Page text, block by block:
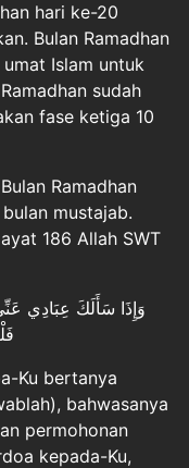
hari ke-20
Bulan Ramadhan
Islam untuk
sudah
fase ketiga 10
Ramadhan
mustajab.
186 Allah SWT
وَإِذَا سَأَلَكَ عِبَادِي
Ku bertanya
bahwasanya
permohonan
kepada-Ku,